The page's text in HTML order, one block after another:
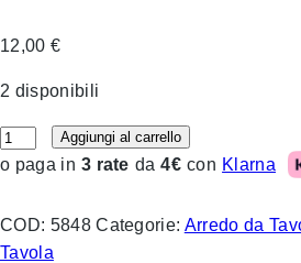
12,00 €
2 disponibili
Evviva – Set 2 Boli 13 cm Oro quantità
Aggiungi al carrello
o paga in 3 rate da 4€ con Klarna
COD: 5848 Categorie: Arredo da
Tavola